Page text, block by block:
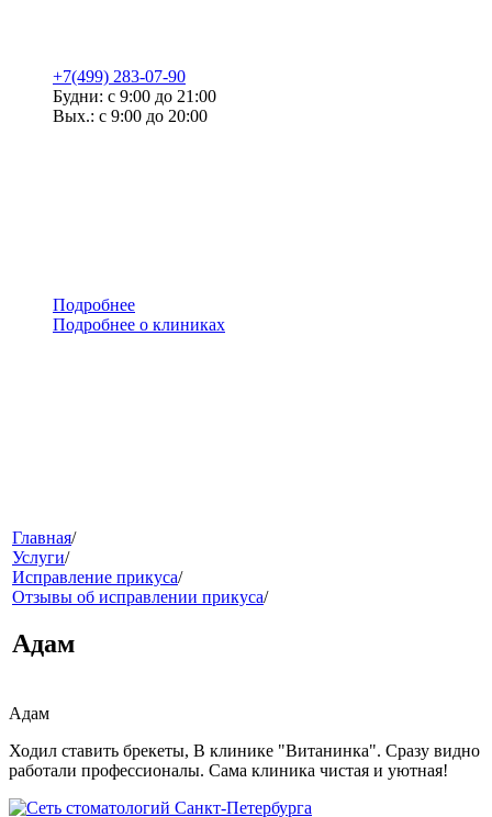
+7(499) 283-07-90
Будни: с 9:00 до 21:00
Вых.: с 9:00 до 20:00
Подробнее
Подробнее о клиниках
меню
Главная/
Услуги/
Исправление прикуса/
Отзывы об исправлении прикуса/
Адам
Адам
Ходил ставить брекеты, В клинике "Витанинка". Сразу видно
работали профессионалы. Сама клиника чистая и уютная!